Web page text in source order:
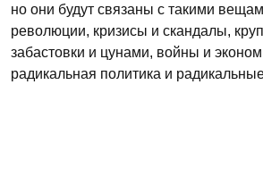
но они будут связаны с такими
революции, кризисы и скандалы,
забастовки и цунами, войны и
радикальная политика и